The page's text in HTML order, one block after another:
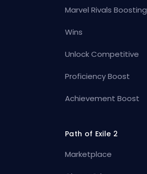
Marvel Rivals Boosting
Wins
Unlock Competitive
Proficiency Boost
Achievement Boost
Path of Exile 2
Marketplace